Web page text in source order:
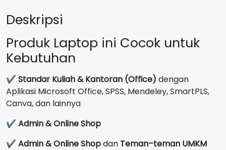
512
Grey
GARANSI
2
Tahun
Deskripsi
Produk Laptop ini Cocok untuk
Kebutuhan
✔ Standar Kuliah & Kantoran (Office) dengan
Aplikasi Microsoft Office, SPSS, Mendeley, SmartPLS,
Canva, dan lainnya
✔ Admin & Online Shop
✔ Admin & Online Shopdan Teman–teman UMKM